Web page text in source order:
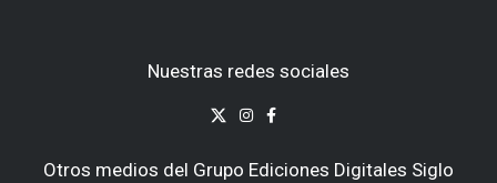
Nuestras redes sociales
Otros medios del Grupo Ediciones Digitales Siglo